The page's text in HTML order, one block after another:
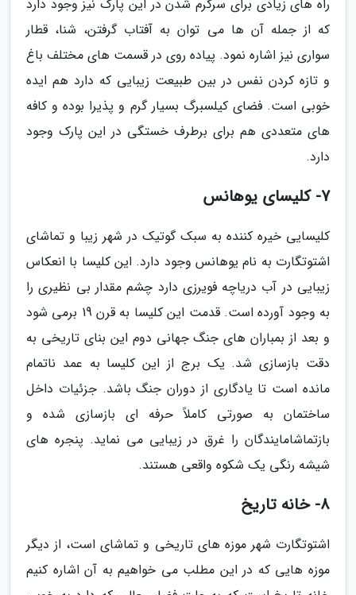
راه های زیادی برای سرگرم شدن در این پارک نیز وجود دارد
که از جمله آن ها می توان به آفتاب گرفتن، شنا، قطار
سواری نیز اشاره نمود. پیاده روی در قسمت های مختلف باغ
و تازه کردن نفس در بین طبیعت زیبایی که دارد هم ایده
خوبی است. فضای کیلسبرگ بسیار گرم و پذیرا بوده و کافه
های متعددی هم برای برطرف خستگی در این پارک وجود
دارد.
7- کلیسای یوهانس
کلیسایی خیره کننده به سبک گوتیک در شهر زیبا و تماشای
اشتوتگارت به نام یوهانس وجود دارد. این کلیسا با انعکاس
زیبایی در آب دریاچه فویرزی دارد چشم مقدار بی نظیری را
به وجود آورده است. قدمت این کلیسا به قرن 19 برمی شود
و بعد از بمباران های جنگ جهانی دوم این بنای تاریخی به
دقت بازسازی شد. یک برج از این کلیسا به عمد ناتمام
مانده است تا یادگاری از دوران جنگ باشد. جزئیات داخل
ساختمان به صورتی کاملاً حرفه ای بازسازی شده و
بازتماشامایندگان را غرق در زیبایی می نماید. پنجره های
شیشه رنگی یک شکوه واقعی هستند.
8- خانه تاریخ
اشتوتگارت شهر موزه های تاریخی و تماشای است، از دیگر
موزه هایی که در این مطلب می خواهیم به آن اشاره کنیم